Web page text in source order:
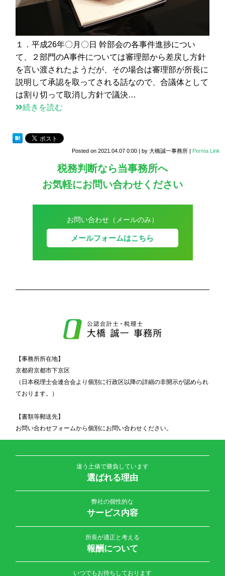
１．平成26年〇月〇日 幹部会の各事件進捗につい
て、２部門のA事件については審理部から差戻し方針
を言い渡されたようだが、その場合は審理部が所長に
説明して承認を取ってされる話なので、合議体として
は割り切って取消し方針で議決…
続きを読む
Posted on 2021.04.07 0:00 | by 大橋誠一事務所 | Perma Link
税務判断なら当事務所へ
お気軽にお問い合わせください
お問い合わせ（メールのみ）
メールフォームはこちら
【事務所所在地】
京都府京都市下京区
（日本税理士会連合会より個別に行政区以降の詳細の非開示が認められ
ております。）
【書類等郵送先】
お問い合わせフォームから個別にお問い合わせください。
違う土俵で勝負しています
選ばれる理由
弊社の個性的な
サービス内容
所長が適正と考える
報酬について
いつでもお待ちしております